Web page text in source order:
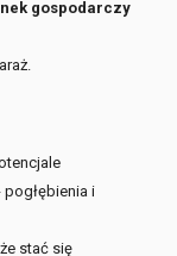
gospodarczy
i
stać się